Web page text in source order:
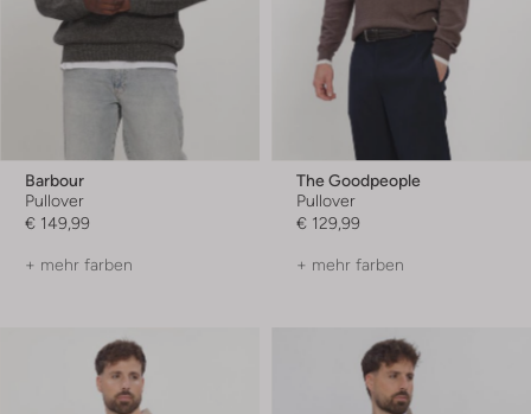
Barbour
Pullover
€ 149,99
+ mehr farben
The Goodpeople
Pullover
€ 129,99
+ mehr farben